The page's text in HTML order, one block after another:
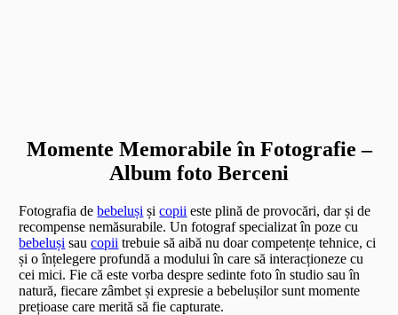
Momente Memorabile în Fotografie –
Album foto Berceni
Fotografia debebeluși șicopii este plină de provocări, dar și de
recompense nemăsurabile. Un fotograf specializat în poze cu
bebeluși saucopii trebuie să aibă nu doar competențe tehnice, ci
și o înțelegere profundă a modului în care să interacționeze cu
cei mici. Fie că este vorba despre sedinte foto în studio sau în
natură, fiecare zâmbet și expresie a bebelușilor sunt momente
prețioase care merită să fie capturate.